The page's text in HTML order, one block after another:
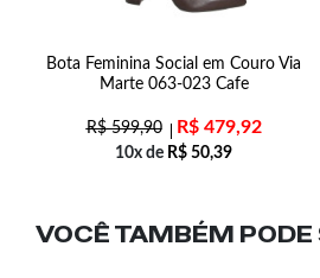
Bota Feminina Social em Couro Via
Marte 063-023 Cafe
R$599,90 R$479,92
10x de R$ 50,39
VOCÊ TAMBÉM PODE